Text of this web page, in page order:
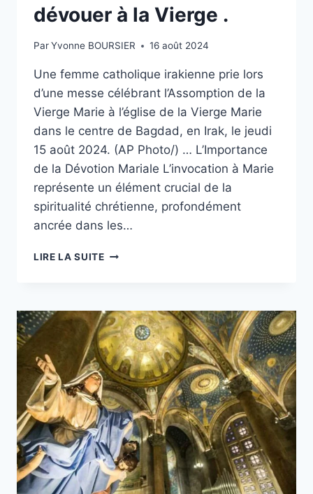
dévouer à la Vierge .
ParYvonne BOURSIER 16 août 2024
Une femme catholique irakienne prie lors
d’une messe célébrant l’Assomption de la
Vierge Marie à l’église de la Vierge Marie
dans le centre de Bagdad, en Irak, le jeudi
15 août 2024. (AP Photo/) … L’Importance
de la Dévotion Mariale L’invocation à Marie
représente un élément crucial de la
spiritualité chrétienne, profondément
ancrée dans les…
LIRE LA SUITEIRAK
VIERGE
MARIE
ET
SE
DÉVOUER
À
LA
VIERGE
.